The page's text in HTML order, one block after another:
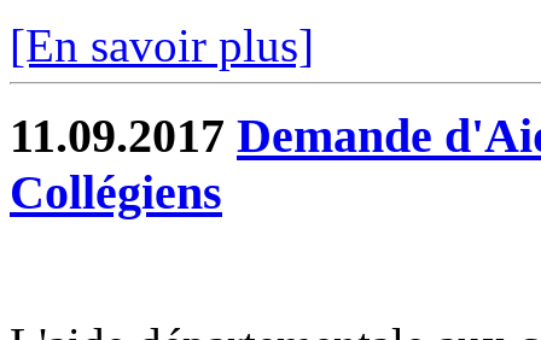
[En savoir plus]
11.09.2017 Demande
Collégiens